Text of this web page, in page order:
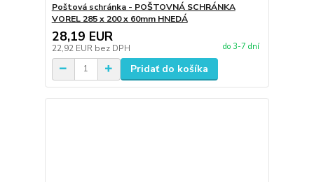
Poštová schránka - POŠTOVNÁ SCHRÁNKA
VOREL 285 x 200 x 60mm HNEDÁ
28,19 EUR
22,92 EUR bez DPH do 3-7 dní
Pridať do košíka